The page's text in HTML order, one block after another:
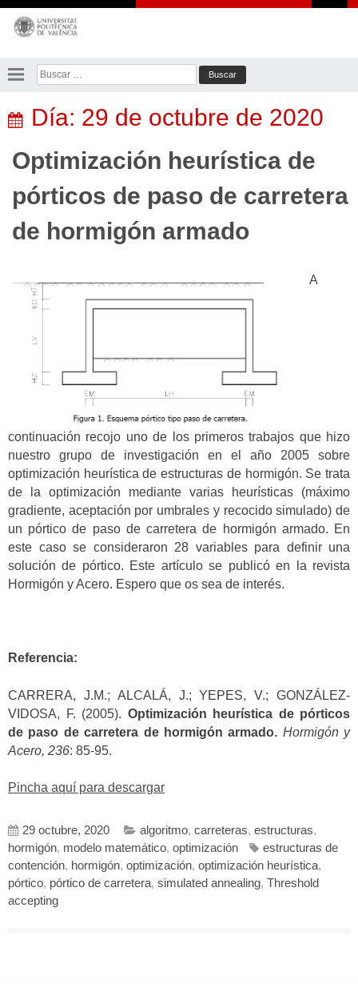
Saltar
contenido
Buscar:
Día: 29 de octubre de 2020
Optimización heurística de
pórticos de paso de carretera
de hormigón armado
A
continuación recojo uno de los primeros trabajos que hizo
nuestro grupo de investigación en el año 2005 sobre
optimización heurística de estructuras de hormigón. Se trata
de la optimización mediante varias heurísticas (máximo
gradiente, aceptación por umbrales y recocido simulado) de
un pórtico de paso de carretera de hormigón armado. En
este caso se consideraron 28 variables para definir una
solución de pórtico. Este artículo se publicó en la revista
Hormigón y Acero. Espero que os sea de interés.
Referencia:
CARRERA, J.M.; ALCALÁ, J.; YEPES, V.; GONZÁLEZ-
VIDOSA, F. (2005). Optimización heurística de pórticos
de paso de carretera de hormigón armado. Hormigón y
Acero, 236: 85-95.
Pincha aquí para descargar
29 octubre, 2020 algoritmo, carreteras, estructuras,
hormigón, modelo matemático, optimización
estructuras de
contención, hormigón, optimización, optimización heurística,
pórtico, pórtico de carretera, simulated annealing, Threshold
accepting